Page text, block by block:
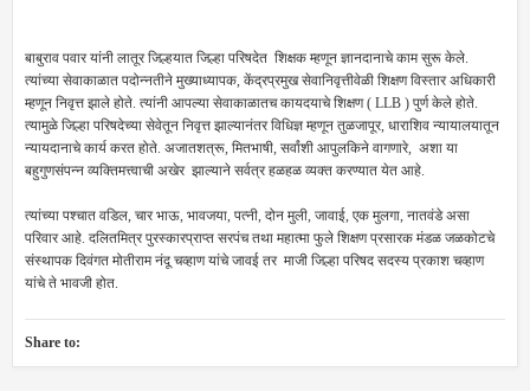
बाबुराव पवार यांनी लातूर जिल्हयात जिल्हा परिषदेत शिक्षक म्हणून ज्ञानदानाचे काम सुरू केले.
त्यांच्या सेवाकाळात पदोन्नतीने मुख्याध्यापक, केंद्रप्रमुख सेवानिवृत्तीवेळी शिक्षण विस्तार अधिकारी
म्हणून निवृत्त झाले होते. त्यांनी आपल्या सेवाकाळातच कायदयाचे शिक्षण ( LLB ) पुर्ण केले होते.
त्यामुळे जिल्हा परिषदेच्या सेवेतून निवृत्त झाल्यानंतर विधिज्ञ म्हणून तुळजापूर, धाराशिव न्यायालयातून
न्यायदानाचे कार्य करत होते. अजातशत्रू, मितभाषी, सर्वांशी आपुलकिने वागणारे, अशा या
बहुगुणसंपन्न व्यक्तिमत्त्वाची अखेर झाल्याने सर्वत्र हळहळ व्यक्त करण्यात येत आहे.
त्यांच्या पश्चात वडिल, चार भाऊ, भावजया, पत्नी, दोन मुली, जावाई, एक मुलगा, नातवंडे असा
परिवार आहे. दलितमित्र पुरस्कारप्राप्त सरपंच तथा महात्मा फुले शिक्षण प्रसारक मंडळ जळकोटचे
संस्थापक दिवंगत मोतीराम नंदू चव्हाण यांचे जावई तर माजी जिल्हा परिषद सदस्य प्रकाश चव्हाण
यांचे ते भावजी होत.
Share to: